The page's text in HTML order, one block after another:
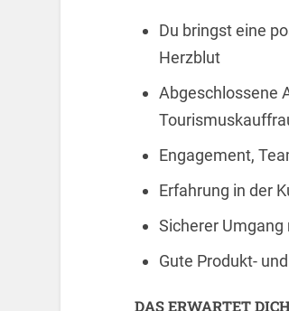
Du bringst eine
Herzblut
Abgeschlossene
Engagement,
Erfahrung in der
Sicherer
Gute Produkt-
DAS ERWARTET